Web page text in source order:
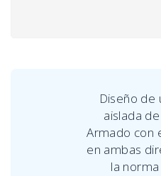
Diseño de
aislada
Armado con
en ambas
la